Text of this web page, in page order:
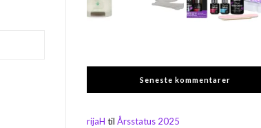
Seneste kommentarer
rijaH tilÅrsstatus 2025